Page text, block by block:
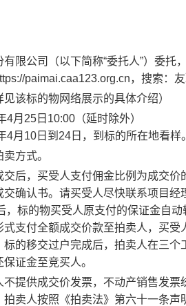
限公司（以下简称“委托人”）委托
paimai.caa123.org.cn，搜索：
该标的物网络展示的具体介绍）
4月25日10:00（延时除外）
4月10日到24日，到标的所在地看样
方式。
交后，买受人支付佣金比例为成交
交确认书。请买受人尽快联系项目
，标的物买受人原支付的保证金自
支付全额成交价款至拍卖人，买
的移交过户完成后，拍卖人在三
证金至竞买人。
不提供成交价发票，不动产销售发
拍卖人按照《拍卖法》第六十一条